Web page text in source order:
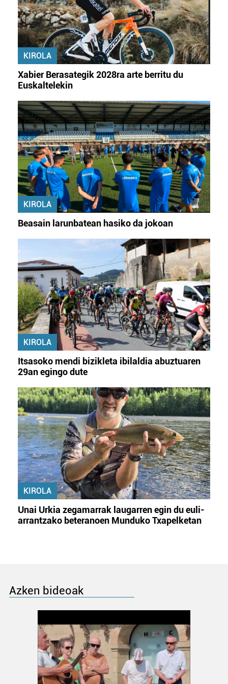
KIROLA
Xabier Berasategik 2028ra arte berritu du
Euskaltelekin
KIROLA
Beasain larunbatean hasiko da jokoan
KIROLA
Itsasoko mendi bizikleta ibilaldia abuztuaren
29an egingo dute
KIROLA
Unai Urkia zegamarrak laugarren egin du euli-
arrantzako beteranoen Munduko Txapelketan
Azken bideoak